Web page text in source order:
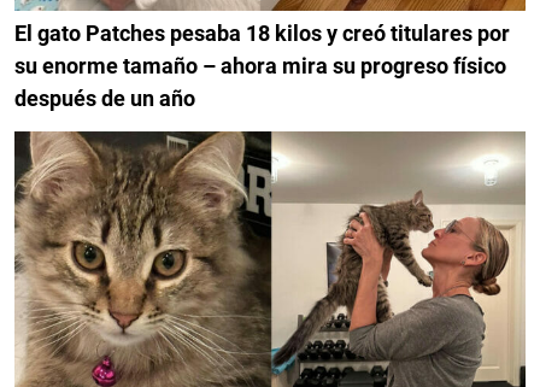
El gato Patches pesaba 18 kilos y creó titulares por
su enorme tamaño – ahora mira su progreso físico
después de un año